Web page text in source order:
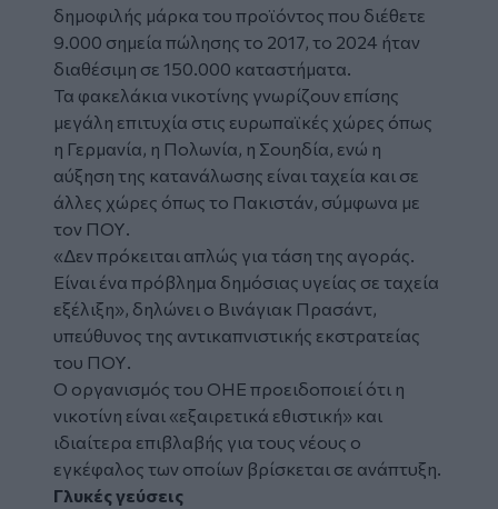
δημοφιλής μάρκα του προϊόντος που διέθετε
9.000 σημεία πώλησης το 2017, το 2024 ήταν
διαθέσιμη σε 150.000 καταστήματα.
Τα φακελάκια νικοτίνης γνωρίζουν επίσης
μεγάλη επιτυχία στις ευρωπαϊκές χώρες όπως
η Γερμανία, η Πολωνία, η Σουηδία, ενώ η
αύξηση της κατανάλωσης είναι ταχεία και σε
άλλες χώρες όπως το Πακιστάν, σύμφωνα με
τον ΠΟΥ.
«Δεν πρόκειται απλώς για τάση της αγοράς.
Είναι ένα πρόβλημα δημόσιας υγείας σε ταχεία
εξέλιξη», δηλώνει ο Βινάγιακ Πρασάντ,
υπεύθυνος της αντικαπνιστικής εκστρατείας
του ΠΟΥ.
Ο οργανισμός του ΟΗΕ προειδοποιεί ότι η
νικοτίνη είναι «εξαιρετικά εθιστική» και
ιδιαίτερα επιβλαβής για τους νέους ο
εγκέφαλος των οποίων βρίσκεται σε ανάπτυξη.
Γλυκές γεύσεις